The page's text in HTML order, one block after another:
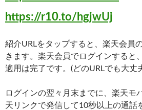
https://r10.to/hgjwUj
紹介URLをタップすると、楽天会員
きます。楽天会員でログインすると
適用は完了です。(どのURLでも大丈
ログインの翌々月末までに、楽天モ
天リンクで発信して10秒以上の通話